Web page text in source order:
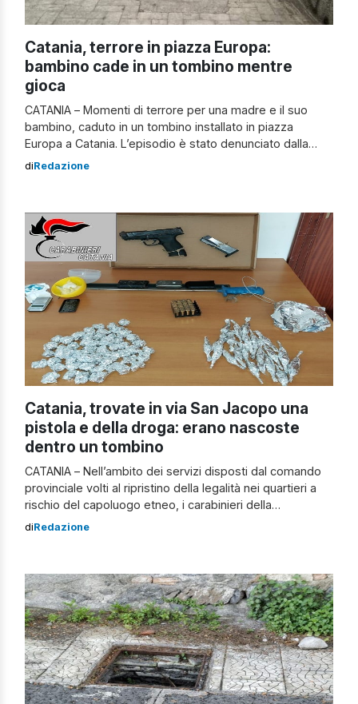
Catania, terrore in piazza Europa:
bambino cade in un tombino mentre
gioca
CATANIA – Momenti di terrore per una madre e il suo
bambino, caduto in un tombino installato in piazza
Europa a Catania. L’episodio è stato denunciato dalla
stessa donna attraverso la pagina Facebook “Inciviltà a
Preciso […]
diRedazione
Catania, trovate in via San Jacopo una
pistola e della droga: erano nascoste
dentro un tombino
CATANIA – Nell’ambito dei servizi disposti dal comando
provinciale volti al ripristino della legalità nei quartieri a
rischio del capoluogo etneo, i carabinieri della
compagnia di Fontanarossa, coadiuvati dai colleghi del
Sant’Agata. Nel corso del servizio, […]
diRedazione